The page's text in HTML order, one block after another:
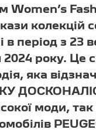
Women’s
колекцій
в період з 23
2024 року. Це
яка
моди, так